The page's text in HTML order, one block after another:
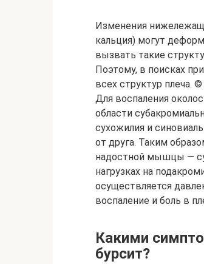
Изменения
кальция) могут
вызвать такие
Поэтому, в поисках
всех структур плеча.
Для воспаления
области
сухожилия и
от друга. Таким
надостной мышцы —
нагрузках на
осуществляется
воспаление и боль в
Какими
бурсит?